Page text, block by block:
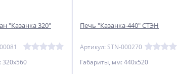
"Казанка 320"
Печь "Казанка-440" СТЭН
Артикул: STN-000270
Габариты, мм: 440х520